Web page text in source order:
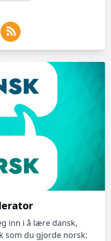
inn i å lære dansk,
som du gjorde norsk: